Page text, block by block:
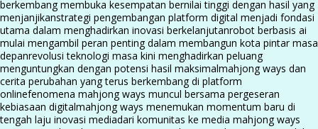
berkembang membuka kesempatan bernilai tinggi dengan hasil yang
menjanjikanstrategi pengembangan platform digital menjadi fondasi
utama dalam menghadirkan inovasi berkelanjutanrobot berbasis ai
mulai mengambil peran penting dalam membangun kota pintar masa
depanrevolusi teknologi masa kini menghadirkan peluang
menguntungkan dengan potensi hasil maksimalmahjong ways dan
cerita perubahan yang terus berkembang di platform
onlinefenomena mahjong ways muncul bersama pergeseran
kebiasaan digitalmahjong ways menemukan momentum baru di
tengah laju inovasi mediadari komunitas ke media mahjong ways